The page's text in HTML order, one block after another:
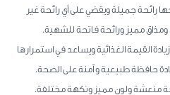
رائحة جميلة ويقضي على أي رائحة غير
مميز ورائحة فاتحة للشهية.
القيمة الغذائية ويساعد في استمرارها
حافظة طبيعية و آمنة على الصحة.
منعشة ولون مميز ونكهة مختلفة.